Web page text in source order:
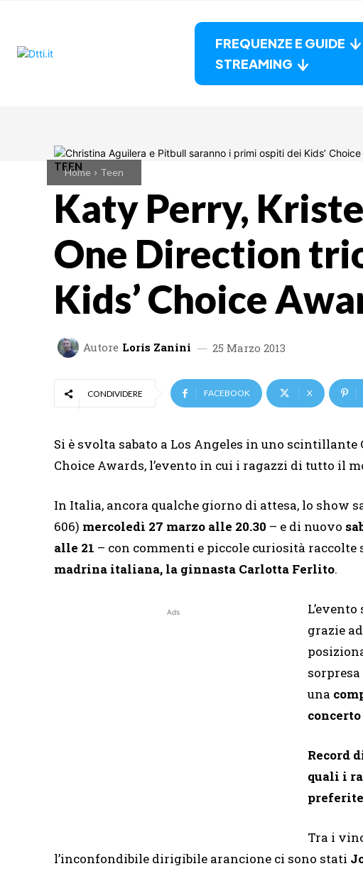
FREQUENZE E GUIDE
STREAMING
Home Teen
TEEN
Katy Perry,
One Direction
Kids’ Choice
Autore Loris Zanini 25 Marzo 2013
CONDIVIDERE FACEBOOK X
Si è svolta sabato a Los Angeles in uno scintillante
Choice Awards, l’evento in cui i ragazzi di tutto il
In Italia, ancora qualche giorno di attesa, lo show
606) mercoledì 27 marzo alle 20.30 – e di nuovo
alle 21 – con commenti e piccole curiosità
madrina italiana, la ginnasta Carlotta Ferlito.
Ads
grazie
una
Record
quali i
Tra i
l’inconfondibile dirigibile arancione ci sono stati